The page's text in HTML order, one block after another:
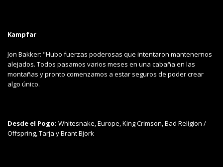
Kampfar
Jon Bakker: "Hubo fuerzas poderosas que intentaron mantenernos
alejados. Todos pasamos varios meses en una cabaña en las
montañas y pronto comenzamos a estar seguros de poder crear
algo único.
Desde el Pogo: Whitesnake, Europe, King Crimson, Bad Religion /
Offspring, Tarja y Brant Bjork